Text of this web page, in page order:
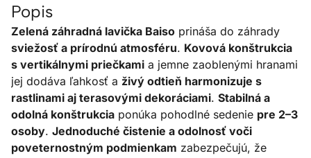
Popis
Zelená záhradná lavička Baiso prináša do záhrady
sviežosť a prírodnú atmosféru. Kovová konštrukcia
s vertikálnymi priečkami a jemne zaoblenými hranami
jej dodáva ľahkosť a živý odtieň harmonizuje s
rastlinami aj terasovými dekoráciami. Stabilná a
odolná konštrukcia ponúka pohodlné sedenie pre 2–3
osoby. Jednoduché čistenie a odolnosť voči
poveternostným podmienkam zabezpečujú, že